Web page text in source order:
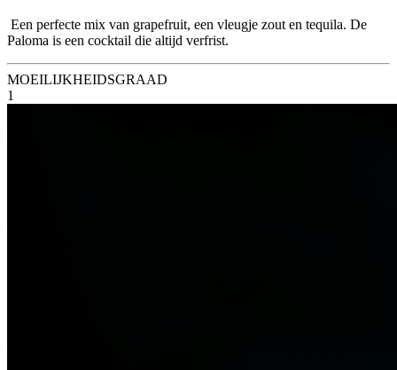
Een perfecte mix van grapefruit, een vleugje zout en tequila. De
Paloma is een cocktail die altijd verfrist.
MOEILIJKHEIDSGRAAD
1